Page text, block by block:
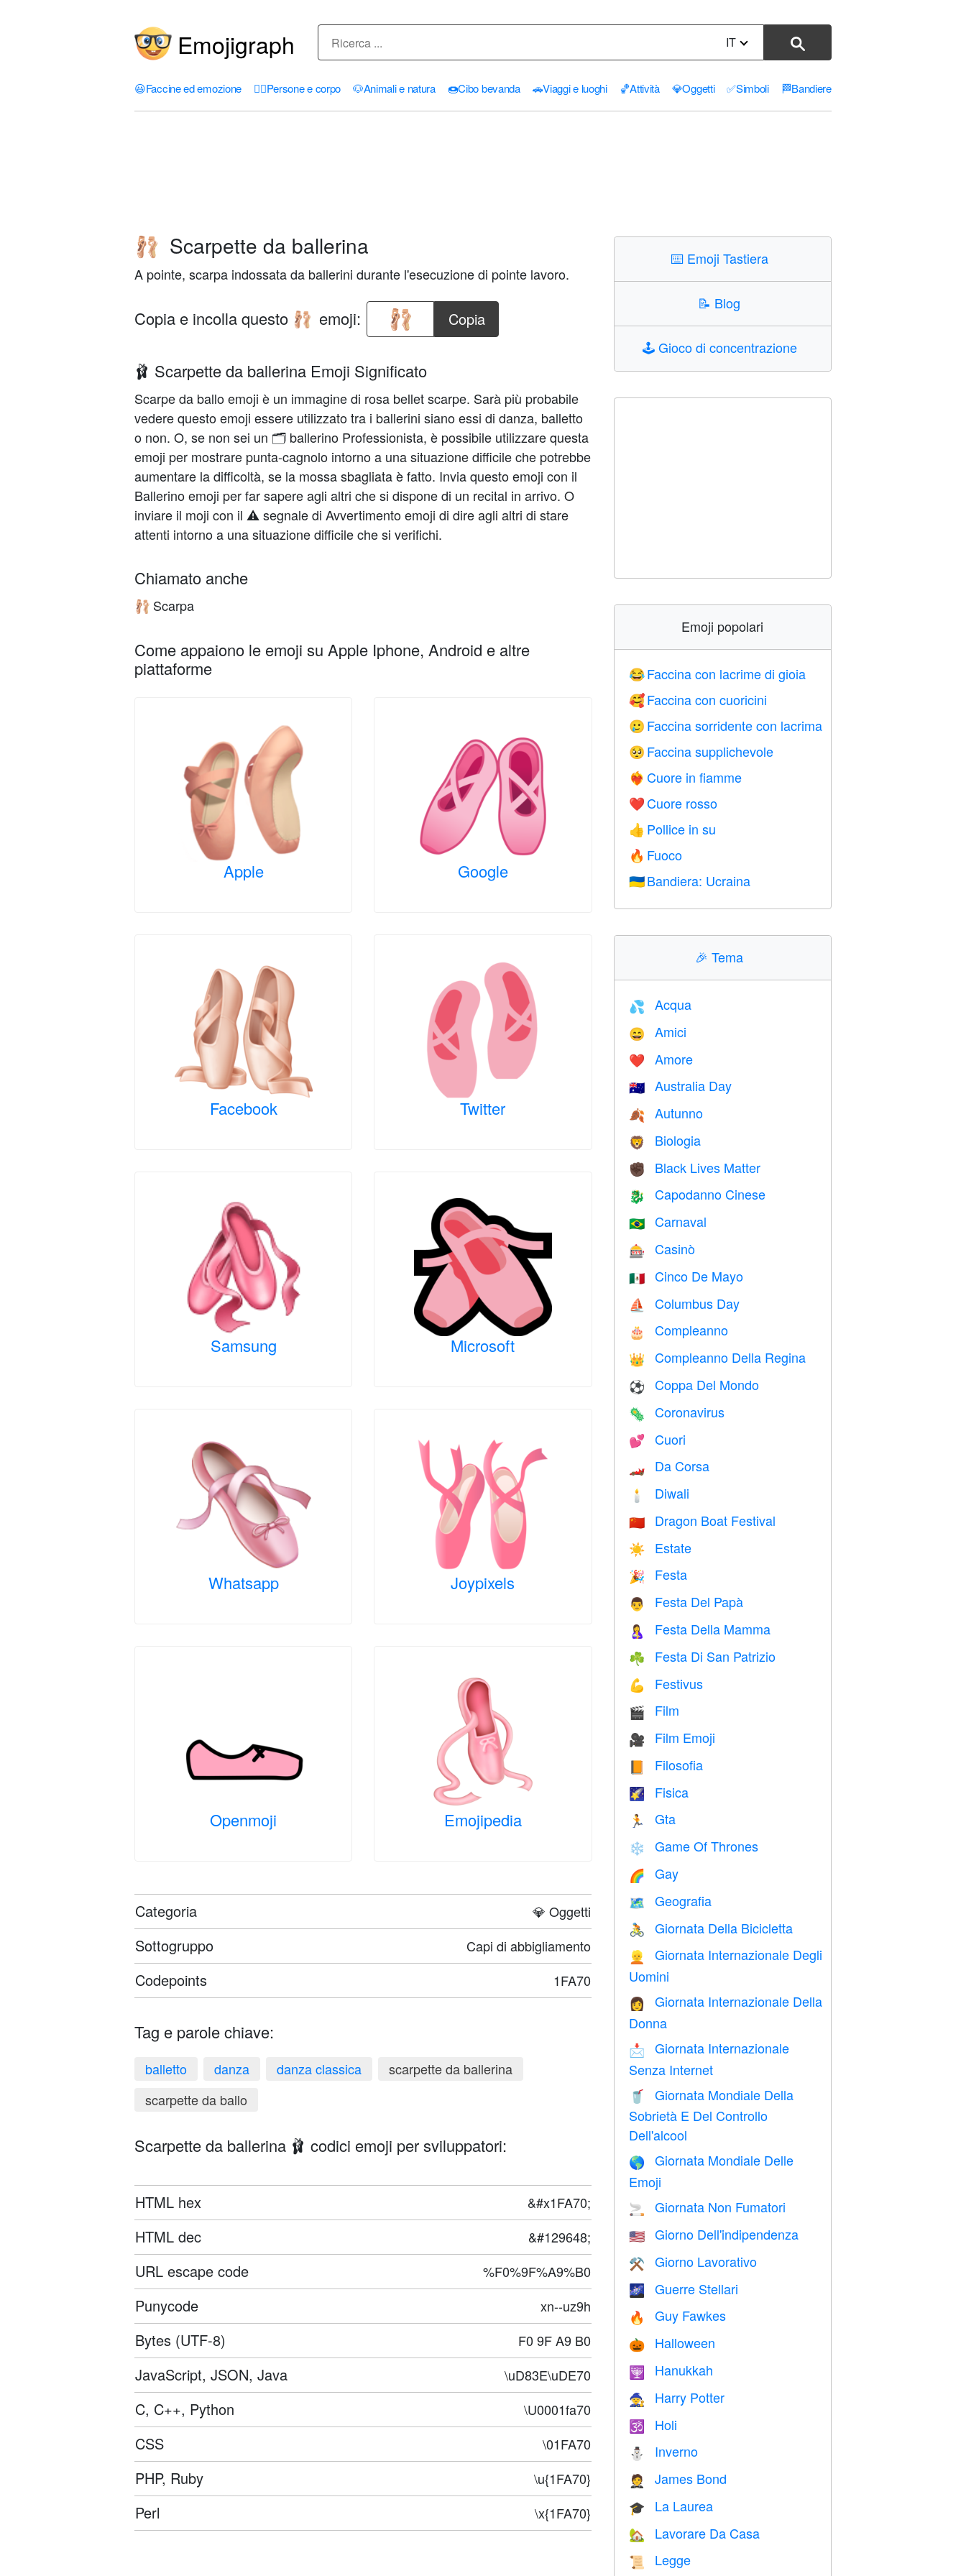
Emojigraph IT
😃Faccine ed emozione 🤦‍♀️Persone e corpo 🐶Animali e natura 🍩Cibo bevanda 🚗Viaggi e luoghi 🏀Attività 💎Oggetti ✅Simboli 🏁Bandiere
🩰 Scarpette da ballerina
A pointe, scarpa indossata da ballerini durante l'esecuzione di pointe lavoro.
Copia e incolla questo 🩰 emoji: Copia
🩰 Scarpette da ballerina Emoji Significato
Scarpe da ballo emoji è un immagine di rosa bellet scarpe. Sarà più probabile
vedere questo emoji essere utilizzato tra i ballerini siano essi di danza, balletto
o non. O, se non sei un 🗂 ballerino Professionista, è possibile utilizzare questa
emoji per mostrare punta-cagnolo intorno a una situazione difficile che potrebbe
aumentare la difficoltà, se la mossa sbagliata è fatto. Invia questo emoji con il
Ballerino emoji per far sapere agli altri che si dispone di un recital in arrivo. O
inviare il moji con il ⚠️ segnale di Avvertimento emoji di dire agli altri di stare
attenti intorno a una situazione difficile che si verifichi.
Chiamato anche
🩰 Scarpa
Come appaiono le emoji su Apple Iphone, Android e altre
piattaforme
Apple Google
Facebook Twitter
Samsung Microsoft
Whatsapp Joypixels
Openmoji Emojipedia
Categoria 💎 Oggetti
Sottogruppo Capi di abbigliamento
Codepoints 1FA70
Tag e parole chiave:
balletto danza danza classica
scarpette da ballerina
scarpette da ballo
Scarpette da ballerina 🩰 codici emoji per sviluppatori:
HTML hex &#x1FA70;
HTML dec &#129648;
URL escape code %F0%9F%A9%B0
Punycode xn--uz9h
Bytes (UTF-8) F0 9F A9 B0
JavaScript, JSON, Java \uD83E\uDE70
C, C++, Python \U0001fa70
CSS \01FA70
PHP, Ruby \u{1FA70}
Perl \x{1FA70}
⌨️ Emoji Tastiera
📝 Blog
🕹️Gioco di concentrazione
Emoji popolari
😂 Faccina con lacrime di gioia
🥰 Faccina con cuoricini
🥲 Faccina sorridente con lacrima
🥺 Faccina supplichevole
❤️‍🔥 Cuore in fiamme
❤️ Cuore rosso
👍 Pollice in su
🔥 Fuoco
🇺🇦 Bandiera: Ucraina
🎉Tema
💦 Acqua
😄 Amici
❤️️ Amore
🇦🇺 Australia Day
🍂 Autunno
🦁 Biologia
✊🏿 Black Lives Matter
🐉 Capodanno Cinese
🇧🇷 Carnaval
🎰 Casinò
🇲🇽 Cinco De Mayo
⛵️ Columbus Day
🎂 Compleanno
👑 Compleanno Della Regina
⚽ Coppa Del Mondo
🦠 Coronavirus
💕 Cuori
🏎 Da Corsa
🕯 Diwali
🇨🇳 Dragon Boat Festival
☀️ Estate
🎉 Festa
👨 Festa Del Papà
🤱 Festa Della Mamma
☘️ Festa Di San Patrizio
💪 Festivus
🎬 Film
🎥 Film Emoji
📙 Filosofia
🌠 Fisica
🏃 Gta
❄️ Game Of Thrones
🌈 Gay
🗺 Geografia
🚴 Giornata Della Bicicletta
👱
Giornata Internazionale Degli
Uomini
👩
Giornata Internazionale Della
Donna
📩
Giornata Internazionale
Senza Internet
🥤
Giornata Mondiale Della
Sobrietà E Del Controllo
Dell'alcool
🌎
Giornata Mondiale Delle
Emoji
🚬 Giornata Non Fumatori
🇺🇸 Giorno Dell'indipendenza
⚒️ Giorno Lavorativo
🌌 Guerre Stellari
🔥 Guy Fawkes
🎃 Halloween
🕎 Hanukkah
🧙 Harry Potter
🕉 Holi
⛄ Inverno
🤵 James Bond
🎓 La Laurea
🏡 Lavorare Da Casa
📜 Legge